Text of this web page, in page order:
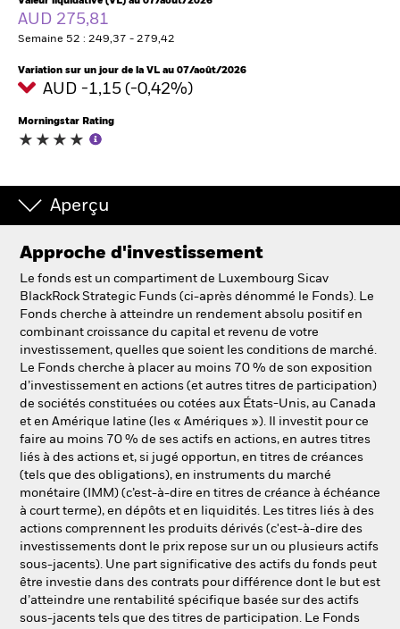
Change location
BlackRock
iShares
Aladdin
Notre société
AUD 275,81
Semaine 52 : 249,37 - 279,42
Variation sur un jour de la VL au 07/août/2026
AUD -1,15 (-0,42%)
Morningstar Rating
Aperçu
Approche d'investissement
Le fonds est un compartiment de Luxembourg Sicav
BlackRock Strategic Funds (ci-après dénommé le Fonds). Le
Fonds cherche à atteindre un rendement absolu positif en
combinant croissance du capital et revenu de votre
investissement, quelles que soient les conditions de marché.
Le Fonds cherche à placer au moins 70 % de son exposition
d’investissement en actions (et autres titres de participation)
de sociétés constituées ou cotées aux États-Unis, au Canada
et en Amérique latine (les « Amériques »). Il investit pour ce
faire au moins 70 % de ses actifs en actions, en autres titres
liés à des actions et, si jugé opportun, en titres de créances
(tels que des obligations), en instruments du marché
monétaire (IMM) (c’est-à-dire en titres de créance à échéance
à court terme), en dépôts et en liquidités. Les titres liés à des
actions comprennent les produits dérivés (c'est-à-dire des
investissements dont le prix repose sur un ou plusieurs actifs
sous-jacents). Une part significative des actifs du fonds peut
être investie dans des contrats pour différence dont le but est
d’atteindre une rentabilité spécifique basée sur des actifs
sous-jacents tels que des titres de participation. Le Fonds